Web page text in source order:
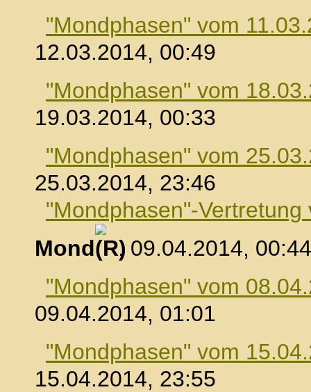
"Mondphasen" vom
12.03.2014, 00:49
"Mondphasen" vom
19.03.2014, 00:33
"Mondphasen" vom
25.03.2014, 23:46
"Mondphasen"-
Mond
, 09.04.2014, 00:44
"Mondphasen" vom
09.04.2014, 01:01
"Mondphasen" vom
15.04.2014, 23:55